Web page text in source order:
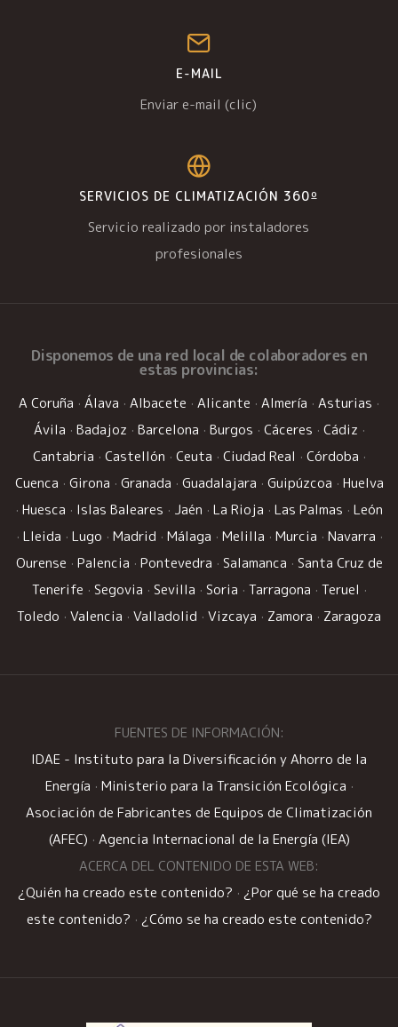
E-MAIL
Enviar e-mail (clic)
SERVICIOS DE CLIMATIZACIÓN 360º
Servicio realizado por instaladores
profesionales
Disponemos de una red local de colaboradores en
estas provincias:
A Coruña · Álava · Albacete · Alicante · Almería · Asturias ·
Ávila · Badajoz · Barcelona · Burgos · Cáceres · Cádiz ·
Cantabria · Castellón · Ceuta · Ciudad Real · Córdoba ·
Cuenca · Girona · Granada · Guadalajara · Guipúzcoa · Huelva
· Huesca · Islas Baleares · Jaén · La Rioja · Las Palmas · León
· Lleida · Lugo · Madrid · Málaga · Melilla · Murcia · Navarra ·
Ourense · Palencia · Pontevedra · Salamanca · Santa Cruz de
Tenerife · Segovia · Sevilla · Soria · Tarragona · Teruel ·
Toledo · Valencia · Valladolid · Vizcaya · Zamora · Zaragoza
FUENTES DE INFORMACIÓN:
IDAE - Instituto para la Diversificación y Ahorro de la
Energía · Ministerio para la Transición Ecológica ·
Asociación de Fabricantes de Equipos de Climatización
(AFEC) · Agencia Internacional de la Energía (IEA)
ACERCA DEL CONTENIDO DE ESTA WEB:
¿Quién ha creado este contenido? · ¿Por qué se ha creado
este contenido? · ¿Cómo se ha creado este contenido?